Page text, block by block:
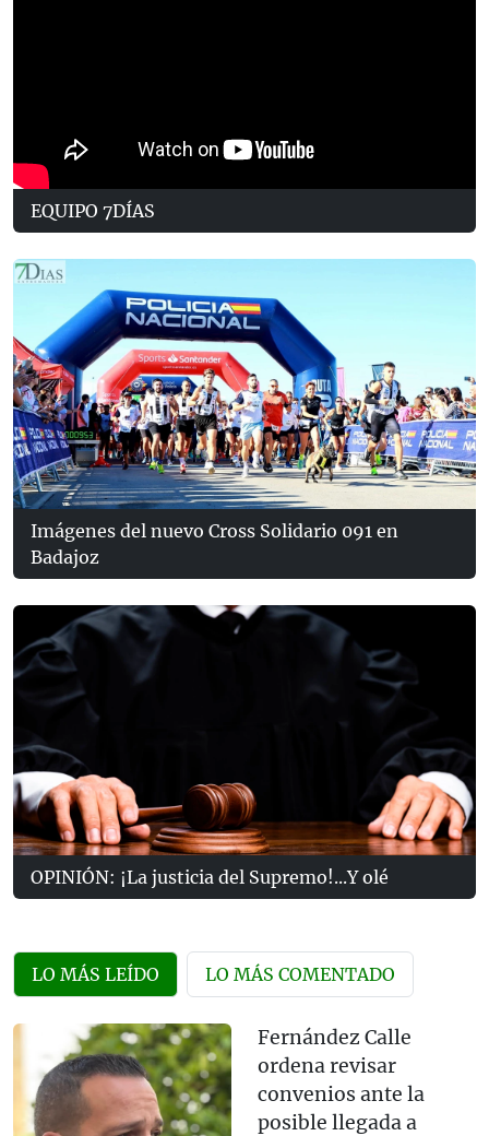
EQUIPO 7DÍAS
Imágenes del nuevo Cross Solidario 091 en
Badajoz
OPINIÓN: ¡La justicia del Supremo!...Y olé
LO MÁS LEÍDO LO MÁS COMENTADO
Fernández Calle
ordena revisar
convenios ante la
posible llegada a